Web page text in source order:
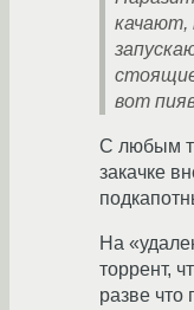
качают,
вот
С любым
закачке
На
торрент,
разве что